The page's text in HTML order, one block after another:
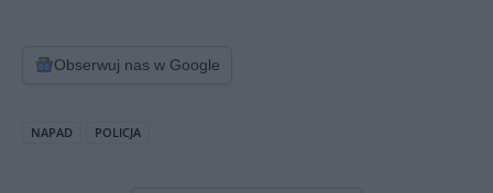
Obserwuj nas w Google
NAPAD POLICJA